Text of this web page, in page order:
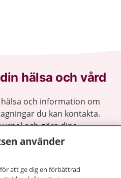
hälsa och vård
och information om
du kan kontakta.
och göra dina
1177 för
runt.
använder
att ge dig en förbättrad